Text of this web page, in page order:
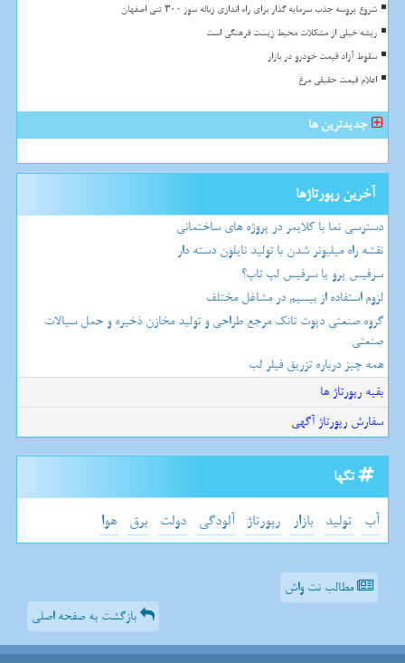
شروع پروسه جذب سرمایه گذار برای راه اندازی زباله سوز ۳۰۰ تنی اصفهان
ریشه خیلی از مشکلات محیط زیست فرهنگی است
سقوط آزاد قیمت خودرو در بازار
اعلام قیمت حقیقی مرغ
جدیدترین ها
آخرین رپورتاژها
دسترسی نما با کلایمر در پروژه های ساختمانی
نقشه راه میلیونر شدن با تولید نایلون دسته دار
سرفیس پرو یا سرفیس لپ تاپ؟
لزوم استفاده از بیسیم در مشاغل مختلف
گروه صنعتی دپوت تانک مرجع طراحی و تولید مخازن ذخیره و حمل سیالات
صنعتی
همه چیز درباره تزریق فیلر لب
بقیه رپورتاژ ها
سفارش رپورتاژ آگهی
تگها
آب تولید بازار رپورتاژ آلودگی دولت برق هوا
مطالب نت واش
بازگشت به صفحه اصلی